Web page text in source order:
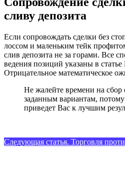
сливу депозита
Если сопровождать сделки без
лоссом и маленьким тейк
слив депозита не за горами. Все
ведения позиций указаны в
Отрицательное математическое
Не жалейте времени на сбор
заданным вариантам,
приведет Вас к лучшим
Следующая статья. Торговля